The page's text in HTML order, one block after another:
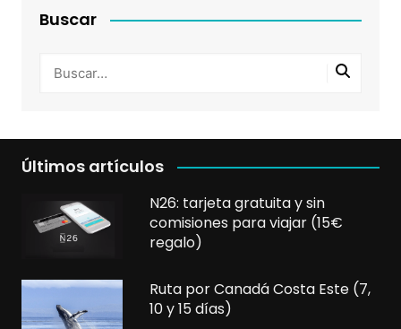
Buscar
Últimos artículos
N26: tarjeta gratuita y sin
comisiones para viajar (15€
regalo)
Ruta por Canadá Costa Este (7,
10 y 15 días)